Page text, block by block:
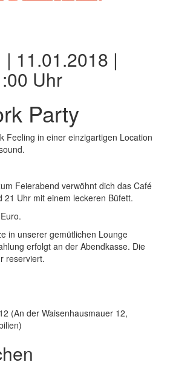
| 11.01.2018 |
Uhr
Party
Feeling in einer einzigartigen Location
Feierabend verwöhnt dich das Café
21 Uhr mit einem leckeren Büfett.
in unserer gemütlichen Lounge
erfolgt an der Abendkasse. Die
reserviert.
(An der Waisenhausmauer 12,